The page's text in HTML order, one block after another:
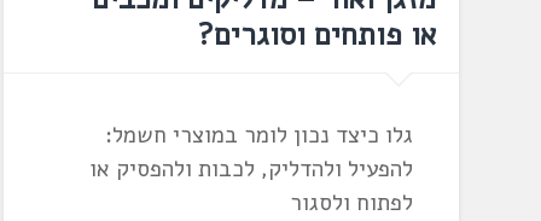
או פותחים וסוגרים?
גלו כיצד נכון לומר במוצרי חשמל:
להפעיל ולהדליק, לכבות ולהפסיק או
לפתוח ולסגור